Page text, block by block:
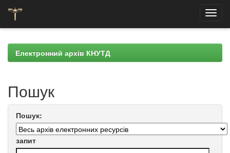
navigationЕлектронний архів КНУТД
Пошук
Пошук:
запит